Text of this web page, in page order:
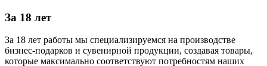
За 18 лет
За 18 лет работы мы специализируемся на производстве
бизнес-подарков и сувенирной продукции, создавая товары,
которые максимально соответствуют потребностям наших